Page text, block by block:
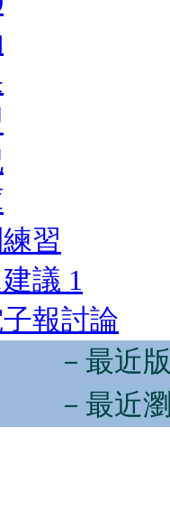
習
議 1
報討論
－最近
－最近